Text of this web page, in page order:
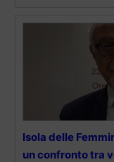
Isola delle
un confronto tra